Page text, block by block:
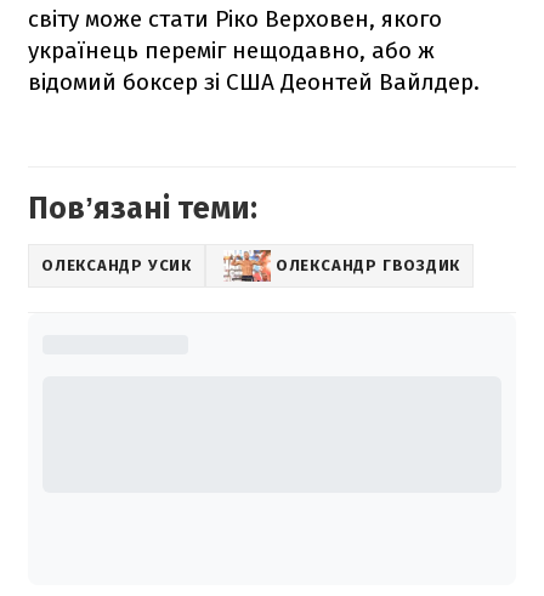
світу може стати Ріко Верховен, якого
українець переміг нещодавно, або ж
відомий боксер зі США Деонтей Вайлдер.
Повʼязані теми:
ОЛЕКСАНДР УСИК ОЛЕКСАНДР ГВОЗДИК